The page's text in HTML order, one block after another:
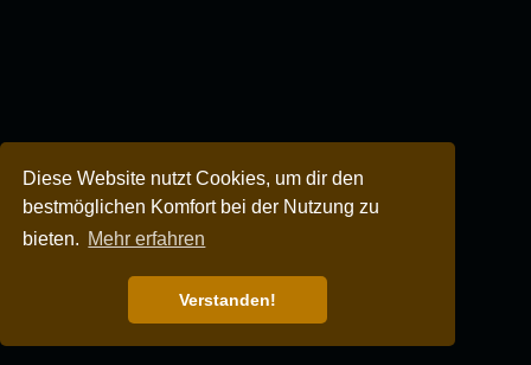
Diese Website nutzt Cookies, um dir den
bestmöglichen Komfort bei der Nutzung zu
bieten. Mehr erfahren
Verstanden!